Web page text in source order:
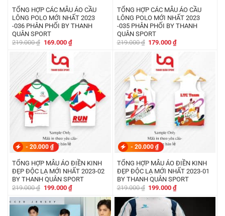
TỔNG HỢP CÁC MẪU ÁO CẦU
LÔNG POLO MỚI NHẤT 2023
-036 PHÂN PHỐI BY THANH
QUÂN SPORT
219.000₫ Giá
là:
219.000 ₫.
169.000 ₫Giá
hiện
TỔNG HỢP CÁC MẪU ÁO CẦU
LÔNG POLO MỚI NHẤT 2023
-035 PHÂN PHỐI BY THANH
QUÂN SPORT
219.000₫ Giá
là:
219.000 ₫.
179.000₫Giá
- 20.000 ₫
TỔNG HỢP MẪU ÁO ĐIỀN KINH
ĐẸP ĐỘC LẠ MỚI NHẤT 2023-02
BY THANH QUÂN SPORT
219.000₫ Giá
là:
219.000 ₫.
199.000 ₫Giá
hiện
tại
là:
199.000 ₫.
- 20.000 ₫
TỔNG HỢP MẪU ÁO ĐIỀN KINH
ĐẸP ĐỘC LẠ MỚI NHẤT 2023-01
BY THANH QUÂN SPORT
219.000₫ Giá
là:
219.000 ₫.
199.000₫Giá
tại
là:
199.000 ₫.